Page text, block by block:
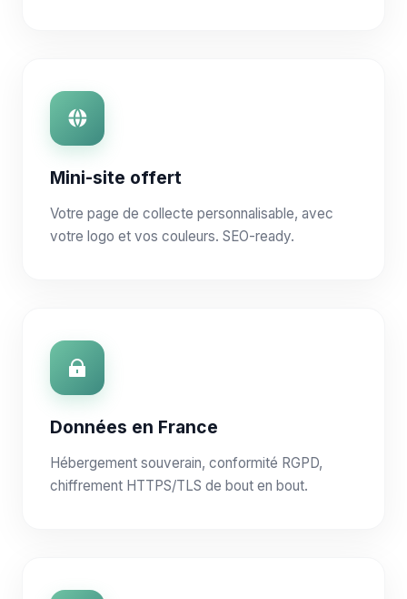
Mini-site offert
Votre page de collecte personnalisable, avec
votre logo et vos couleurs. SEO-ready.
Données en France
Hébergement souverain, conformité RGPD,
chiffrement HTTPS/TLS de bout en bout.